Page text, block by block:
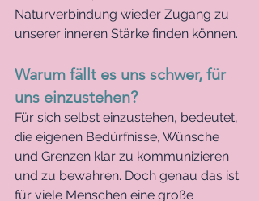
Naturverbindung wieder Zugang zu
unserer inneren Stärke finden können.
Warum fällt es uns schwer, für
uns einzustehen?
Für sich selbst einzustehen, bedeutet,
die eigenen Bedürfnisse, Wünsche
und Grenzen klar zu kommunizieren
und zu bewahren. Doch genau das ist
für viele Menschen eine große